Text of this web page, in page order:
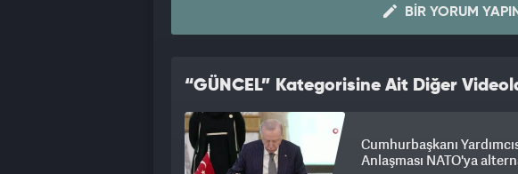
BIR YORUM YAPIN
“GÜNCEL” Kategorisine Ait Diğer
Cumhurbaşkanı
Anlaşması NATO'ya